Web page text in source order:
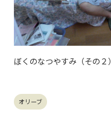
ぼくのなつやすみ（その２）
オリーブ